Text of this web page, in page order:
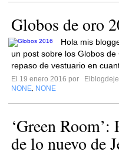
Globos de oro
Hola mis
un post sobre los Globos
repaso de vestuario en
El 19 enero 2016 por
NONE NONE
‘Green
de lo nuevo de